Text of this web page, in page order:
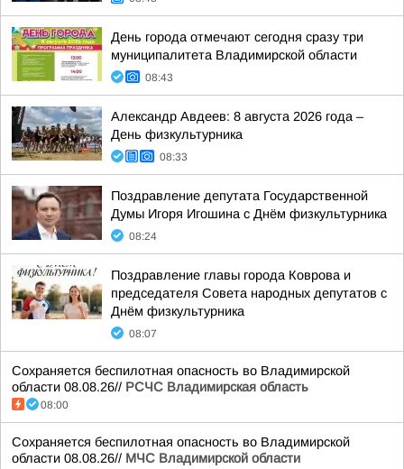
День города отмечают сегодня сразу три
муниципалитета Владимирской области
08:43
Александр Авдеев: 8 августа 2026 года –
День физкультурника
08:33
Поздравление депутата Государственной
Думы Игоря Игошина с Днём физкультурника
08:24
Поздравление главы города Коврова и
председателя Совета народных депутатов с
Днём физкультурника
08:07
Сохраняется беспилотная опасность во Владимирской
области 08.08.26// РСЧС Владимирская область
08:00
Сохраняется беспилотная опасность во Владимирской
области 08.08.26// МЧС Владимирской области